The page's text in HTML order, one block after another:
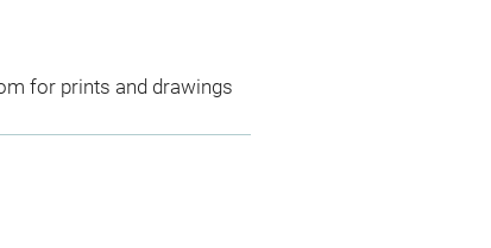
for prints and drawings